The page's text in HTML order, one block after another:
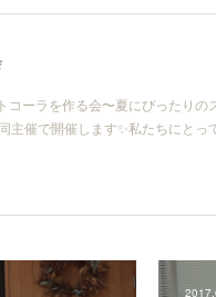
ーラを作る会〜夏にぴったりの
主催で開催します✨私たちにとっ